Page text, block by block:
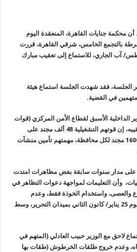
محكمة جنايات القاهرة، المنعقدة اليوم
بالتجمع الخامس، شرقي القاهرة، قررت
إلى الأربعاء 13 أغسطس/ آب الجاري، للاستماع إلى تعقيب مبارك
فقد شهدت الجلسة استماع هيئة
في القضية.
الداخلية الأسبق لقطاع الأمن المركزي (قوات
مكافحة الشغب)، قال في تعقيبه، إن قوتهم التشغيلية 48 ألف مجند على
محافظة بمعدل 1600 مجند لكل محافظة، مهمتهم تأمين منشآت
على مدار سنوات سابقة بفض مظاهرات امتدت
وأن التعليمات لمواجهة دعوات التظاهر في
والعصى، واستخدام الخوذة فقط، وعدم
المواجهة، وهو ما حدث فعلا يوم 25 يناير/ كانون الثاني بميدان التحرير، وسط
لاحق مع الوزير حبيب العادلي (المتهم في
وعدم خروج طلقات الخرطوش (طقات بها